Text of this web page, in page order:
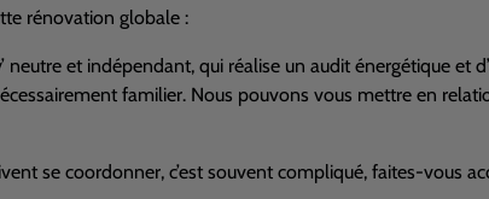
rénovation globale :
et indépendant, qui réalise un audit énergétique et
familier. Nous pouvons vous mettre en
se coordonner, c’est souvent compliqué, faites-vous